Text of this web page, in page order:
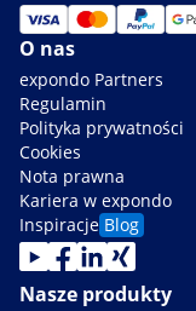
O nas
expondo Partners
Regulamin
Polityka prywatności
Cookies
Nota prawna
Kariera w expondo
Inspiracje Blog
Nasze produkty